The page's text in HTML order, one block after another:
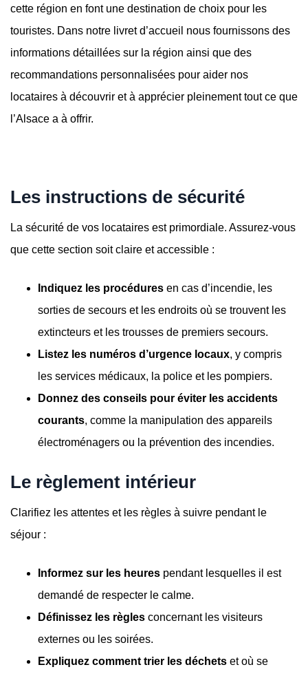
cette région en font une destination de choix pour les
touristes. Dans notre livret d’accueil nous fournissons des
informations détaillées sur la région ainsi que des
recommandations personnalisées pour aider nos
locataires à découvrir et à apprécier pleinement tout ce que
l’Alsace a à offrir.
Les instructions de sécurité
La sécurité de vos locataires est primordiale. Assurez-vous
que cette section soit claire et accessible :
Indiquez les procédures en cas d’incendie, les
sorties de secours et les endroits où se trouvent les
extincteurs et les trousses de premiers secours.
Listez les numéros d’urgence locaux, y compris
les services médicaux, la police et les pompiers.
Donnez des conseils pour éviter les accidents
courants, comme la manipulation des appareils
électroménagers ou la prévention des incendies.
Le règlement intérieur
Clarifiez les attentes et les règles à suivre pendant le
séjour :
Informez sur les heures pendant lesquelles il est
demandé de respecter le calme.
Définissez les règles concernant les visiteurs
externes ou les soirées.
Expliquez comment trier les déchets et où se